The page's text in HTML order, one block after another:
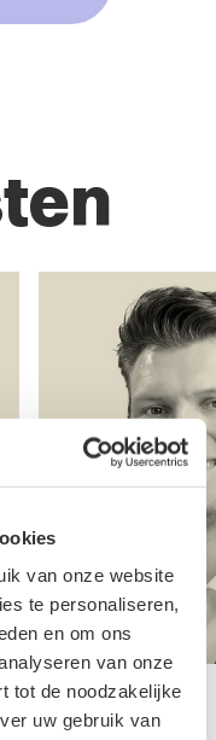
van onze website
te personaliseren,
en om ons
van onze
tot de noodzakelijke
uw gebruik van